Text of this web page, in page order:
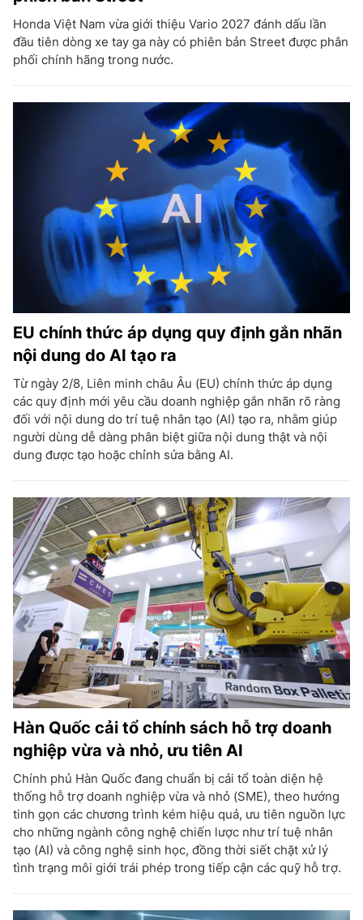
Honda Việt Nam vừa giới thiệu Vario 2027 đánh dấu lần
đầu tiên dòng xe tay ga này có phiên bản Street được phân
phối chính hãng trong nước.
EU chính thức áp dụng quy định gắn nhãn
nội dung do AI tạo ra
Từ ngày 2/8, Liên minh châu Âu (EU) chính thức áp dụng
các quy định mới yêu cầu doanh nghiệp gắn nhãn rõ ràng
đối với nội dung do trí tuệ nhân tạo (AI) tạo ra, nhằm giúp
người dùng dễ dàng phân biệt giữa nội dung thật và nội
dung được tạo hoặc chỉnh sửa bằng AI.
Hàn Quốc cải tổ chính sách hỗ trợ doanh
nghiệp vừa và nhỏ, ưu tiên AI
Chính phủ Hàn Quốc đang chuẩn bị cải tổ toàn diện hệ
thống hỗ trợ doanh nghiệp vừa và nhỏ (SME), theo hướng
tinh gọn các chương trình kém hiệu quả, ưu tiên nguồn lực
cho những ngành công nghệ chiến lược như trí tuệ nhân
tạo (AI) và công nghệ sinh học, đồng thời siết chặt xử lý
tình trạng môi giới trái phép trong tiếp cận các quỹ hỗ trợ.